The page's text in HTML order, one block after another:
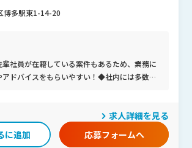
博多駅東1-14-20
社員が在籍している案件もあるため、業務に
アドバイスをもらいやすい！◆社内には多数の
来性がある！◆個人個人への上司からのサポー
こと、学習や社内活動に対する積極的な意欲を
る点が魅力！ 1年目からやりたいを尊重し、2
求人詳細を見る
応募フォームへ